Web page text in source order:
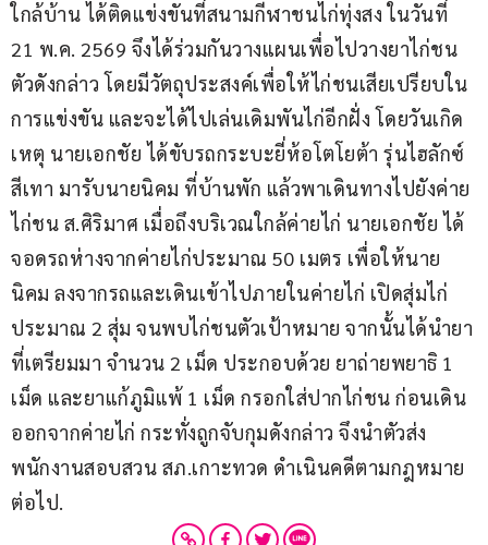
ใกล้บ้าน ได้ติดแข่งขันที่สนามกีฬาชนไก่ทุ่งสง ในวันที่
21 พ.ค. 2569 จึงได้ร่วมกันวางแผนเพื่อไปวางยาไก่ชน
ตัวดังกล่าว โดยมีวัตถุประสงค์เพื่อให้ไก่ชนเสียเปรียบใน
การแข่งขัน และจะได้ไปเล่นเดิมพันไก่อีกฝั่ง โดยวันเกิด
เหตุ นายเอกชัย ได้ขับรถกระบะยี่ห้อโตโยต้า รุ่นไฮลักซ์
สีเทา มารับนายนิคม ที่บ้านพัก แล้วพาเดินทางไปยังค่าย
ไก่ชน ส.ศิริมาศ เมื่อถึงบริเวณใกล้ค่ายไก่ นายเอกชัย ได้
จอดรถห่างจากค่ายไก่ประมาณ 50 เมตร เพื่อให้นาย
นิคม ลงจากรถและเดินเข้าไปภายในค่ายไก่ เปิดสุ่มไก่
ประมาณ 2 สุ่ม จนพบไก่ชนตัวเป้าหมาย จากนั้นได้นำยา
ที่เตรียมมา จำนวน 2 เม็ด ประกอบด้วย ยาถ่ายพยาธิ 1
เม็ด และยาแก้ภูมิแพ้ 1 เม็ด กรอกใส่ปากไก่ชน ก่อนเดิน
ออกจากค่ายไก่ กระทั่งถูกจับกุมดังกล่าว จึงนำตัวส่ง
พนักงานสอบสวน สภ.เกาะทวด ดำเนินคดีตามกฎหมาย
ต่อไป.